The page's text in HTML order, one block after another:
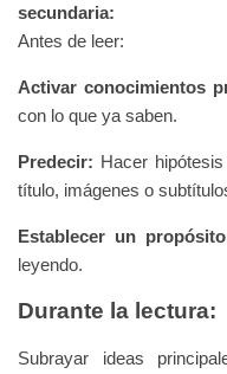
secundaria:
Antes de leer:
Activar conocimientos
con lo que ya saben.
Predecir: Hacer
título, imágenes o
Establecer un
leyendo.
Durante la lectura:
Subrayar ideas